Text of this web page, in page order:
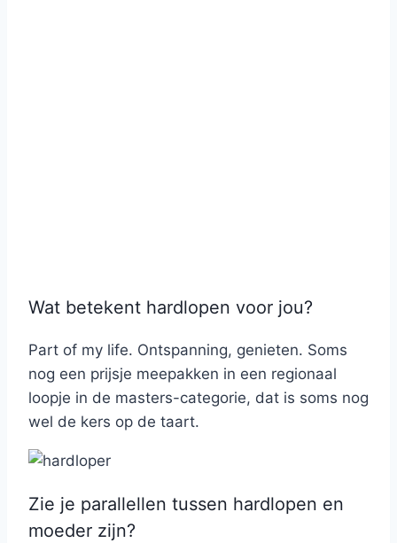
Wat betekent hardlopen voor jou?
Part of my life. Ontspanning, genieten. Soms
nog een prijsje meepakken in een regionaal
loopje in de masters-categorie, dat is soms nog
wel de kers op de taart.
Zie je parallellen tussen hardlopen en
moeder zijn?